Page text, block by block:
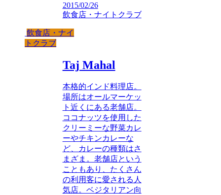
2015/02/26
飲食店・ナイトクラブ
飲食店・ナイ
トクラブ
Taj Mahal
本格的インド料理店。
場所はオールマーケッ
ト近くにある老舗店。
ココナッツを使用した
クリーミーな野菜カレ
ーやチキンカレーな
ど、カレーの種類はさ
まざま。老舗店という
こともあり、たくさん
の利用客に愛される人
気店。ベジタリアン向